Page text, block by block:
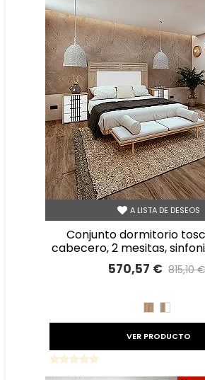
A LISTA DE DESEOS
conjunto dormitorio toscana con
cabecero, 2 mesitas,
570,57 € 815,10 €
ROBLEROBLE
VER PRODUCTO